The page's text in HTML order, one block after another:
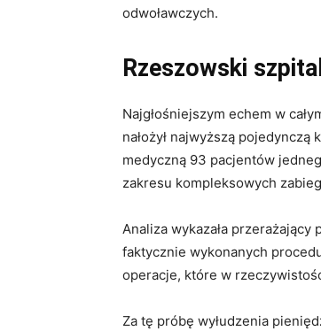
odwoławczych.
Rzeszowski
Najgłośniejszym echem w
nałożył najwyższą
medyczną 93 pacjentów
zakresu kompleksowych
Analiza wykazała przerażający
faktycznie wykonanych
operacje, które w
Za tę próbę wyłudzenia